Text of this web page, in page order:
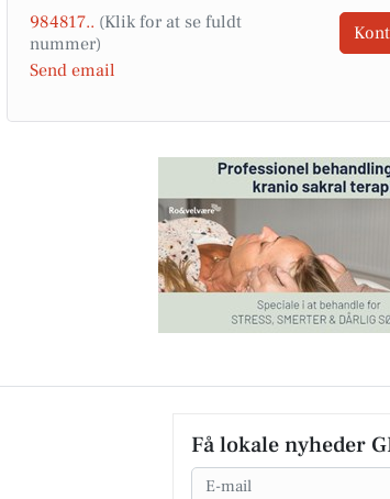
984817..
Send email
Få lokale nyheder
Email